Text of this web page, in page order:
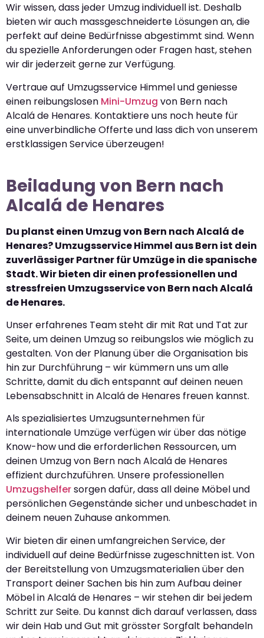
Wir wissen, dass jeder Umzug individuell ist. Deshalb
bieten wir auch massgeschneiderte Lösungen an, die
perfekt auf deine Bedürfnisse abgestimmt sind. Wenn
du spezielle Anforderungen oder Fragen hast, stehen
wir dir jederzeit gerne zur Verfügung.
Vertraue auf Umzugsservice Himmel und geniesse
einen reibungslosen Mini-Umzug von Bern nach
Alcalá de Henares. Kontaktiere uns noch heute für
eine unverbindliche Offerte und lass dich von unserem
erstklassigen Service überzeugen!
Beiladung von Bern nach
Alcalá de Henares
Du planst einen Umzug von Bern nach Alcalá de
Henares? Umzugsservice Himmel aus Bern ist dein
zuverlässiger Partner für Umzüge in die spanische
Stadt. Wir bieten dir einen professionellen und
stressfreien Umzugsservice von Bern nach Alcalá
de Henares.
Unser erfahrenes Team steht dir mit Rat und Tat zur
Seite, um deinen Umzug so reibungslos wie möglich zu
gestalten. Von der Planung über die Organisation bis
hin zur Durchführung – wir kümmern uns um alle
Schritte, damit du dich entspannt auf deinen neuen
Lebensabschnitt in Alcalá de Henares freuen kannst.
Als spezialisiertes Umzugsunternehmen für
internationale Umzüge verfügen wir über das nötige
Know-how und die erforderlichen Ressourcen, um
deinen Umzug von Bern nach Alcalá de Henares
effizient durchzuführen. Unsere professionellen
Umzugshelfersorgen dafür, dass all deine Möbel und
persönlichen Gegenstände sicher und unbeschadet in
deinem neuen Zuhause ankommen.
Wir bieten dir einen umfangreichen Service, der
individuell auf deine Bedürfnisse zugeschnitten ist. Von
der Bereitstellung von Umzugsmaterialien über den
Transport deiner Sachen bis hin zum Aufbau deiner
Möbel in Alcalá de Henares – wir stehen dir bei jedem
Schritt zur Seite. Du kannst dich darauf verlassen, dass
wir dein Hab und Gut mit grösster Sorgfalt behandeln